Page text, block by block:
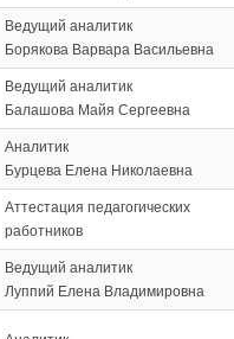
Ведущий аналитик
Борякова Варвара Васильевна
Ведущий аналитик
Балашова Майя Сергеевна
Аналитик
Бурцева Елена Николаевна
Аттестация педагогических
работников
Ведущий аналитик
Луппий Елена Владимировна